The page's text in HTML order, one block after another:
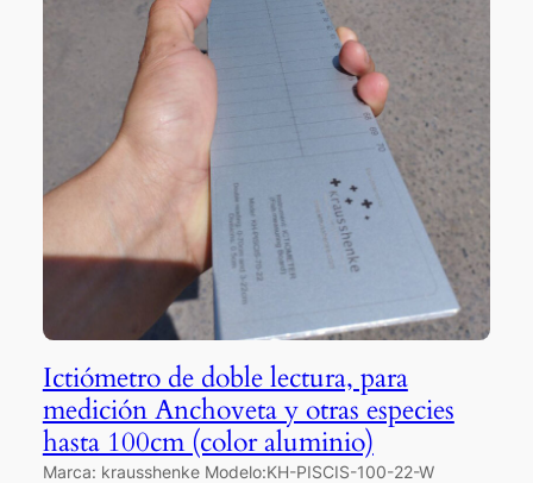
Ictiómetro de doble lectura, para
medición Anchoveta y otras especies
hasta 100cm (color aluminio)
Marca: krausshenke Modelo:KH-PISCIS-100-22-W